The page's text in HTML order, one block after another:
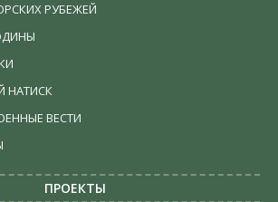
РУБЕЖЕЙ
НАТИСК
ВЕСТИ
ПРОЕКТЫ